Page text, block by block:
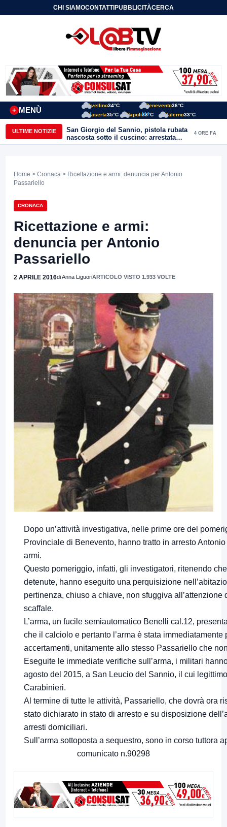
CHI SIAMOCONTATTIPUBBLICITÀCERCA
MENÙ
+
Avellino34°C Benevento36°C
Caserta35°C Napoli33°C Salerno33°C
ULTIME NOTIZIE
San Giorgio del Sannio, pistola rubata
nascosta sotto il cuscino: arrestata
51enne
4 ORE FA
Home > Cronaca > Ricettazione e armi: denuncia per Antonio
Passariello
CRONACA
Ricettazione e armi:
denuncia per Antonio
Passariello
2 APRILE 2016di Anna LiguoriARTICOLO VISTO 1.933 VOLTE
Dopo un’attività investigativa, nelle prime ore del
Provinciale di Benevento, hanno tratto in arresto
armi.
Questo pomeriggio, infatti, gli investigatori, ritenendo
detenute, hanno eseguito una perquisizione
pertinenza, chiuso a chiave, non sfuggiva
scaffale.
L’arma, un fucile semiautomatico Benelli cal.12,
che il calciolo e pertanto l’arma è stata
accertamenti, unitamente allo stesso Passariello che
Eseguite le immediate verifiche sull’arma, i militari
agosto del 2015, a San Leucio del Sannio, il cui
Carabinieri.
Al termine di tutte le attività, Passariello, che dovrà ora
stato dichiarato in stato di arresto e su disposizione
arresti domiciliari.
Sull’arma sottoposta a sequestro, sono in corso tuttora
comunicato n.90298